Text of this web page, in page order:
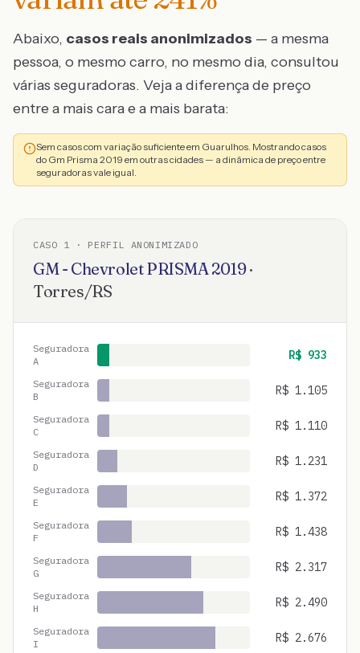
Abaixo, casos reais anonimizados — a mesma
pessoa, o mesmo carro, no mesmo dia, consultou
várias seguradoras. Veja a diferença de preço
entre a mais cara e a mais barata:
Sem casos com variação suficiente em Guarulhos. Mostrando casos
do Gm Prisma 2019 em outras cidades — a dinâmica de preço entre
seguradoras vale igual.
CASO 1 · PERFIL ANONIMIZADO
GM - ChevroletPRISMA2019·
Torres/RS
Seguradora
A
R$ 933
Seguradora
B
R$ 1.105
Seguradora
C
R$ 1.110
Seguradora
D
R$ 1.231
Seguradora
E
R$ 1.372
Seguradora
F
R$ 1.438
Seguradora
G
R$ 2.317
Seguradora
H
R$ 2.490
Seguradora
I
R$ 2.676